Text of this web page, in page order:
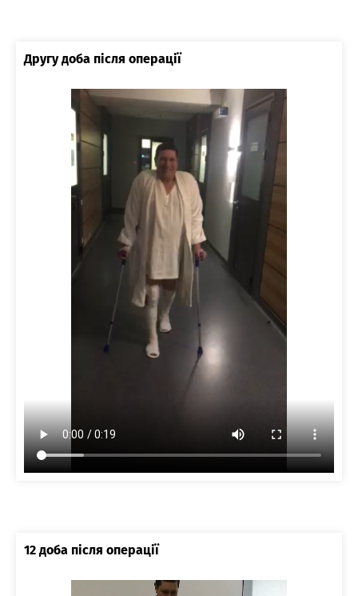
Другу доба після операції
12 доба після операції